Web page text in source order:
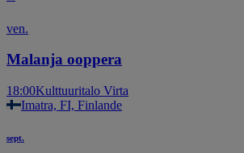
ven.
Malanja ooppera
18:00Kulttuuritalo Virta
Imatra, FI, Finlande
sept.